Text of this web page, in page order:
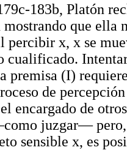
183b, Platón
que ella
percibir x, x se
cualificado.
premisa (I)
de
encargado de
juzgar— pero,
sensible x, es